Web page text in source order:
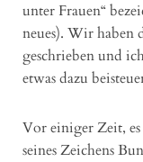
unter Frauen“
neues). Wir haben
geschrieben und
etwas dazu
Vor einiger Zeit,
seines Zeichens